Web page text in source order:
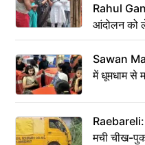
Rahul
आंदोलन को
Sawan
में धूमधाम से
Raebareli:
मची चीख-